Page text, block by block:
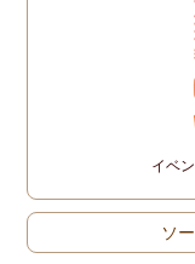
イベ
ソ